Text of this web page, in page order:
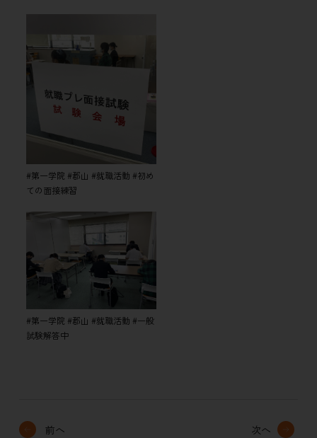
#第一学院 #郡山 #就職活動 #初め
ての面接練習
#第一学院 #郡山 #就職活動 #一般
試験解答中
前へ 次へ